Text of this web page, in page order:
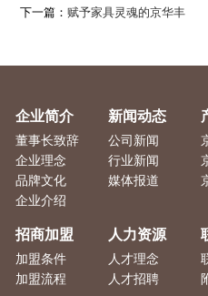
下一篇：赋予家具灵魂的京华丰
企业简介
董事长致辞
企业理念
品牌文化
企业介绍
新闻动态
公司新闻
行业新闻
媒体报道
招商加盟
加盟条件
加盟流程
人力资源
人才理念
人才招聘